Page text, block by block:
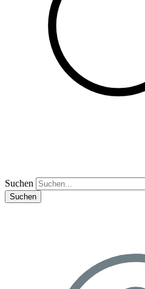
Suchen
Suchen